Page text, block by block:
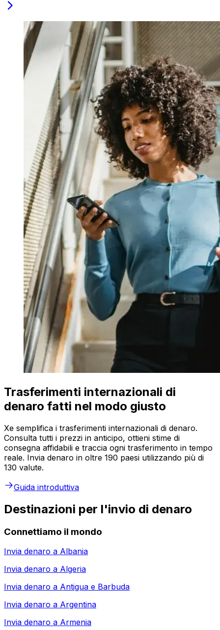
Trasferimenti internazionali di
denaro fatti nel modo giusto
Xe semplifica i trasferimenti internazionali di denaro.
Consulta tutti i prezzi in anticipo, ottieni stime di
consegna affidabili e traccia ogni trasferimento in tempo
reale. Invia denaro in oltre 190 paesi utilizzando più di
130 valute.
Guida introduttiva
Destinazioni per l'invio di denaro
Connettiamo il mondo
Invia denaro a Albania
Invia denaro a Algeria
Invia denaro a Antigua e Barbuda
Invia denaro a Argentina
Invia denaro a Armenia